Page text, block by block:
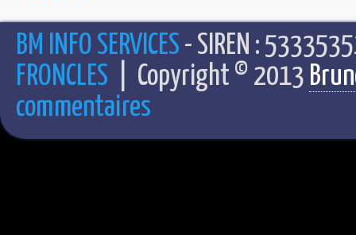
BM INFO SERVICES - SIREN :
FRONCLES | Copyright © 2013
commentaires